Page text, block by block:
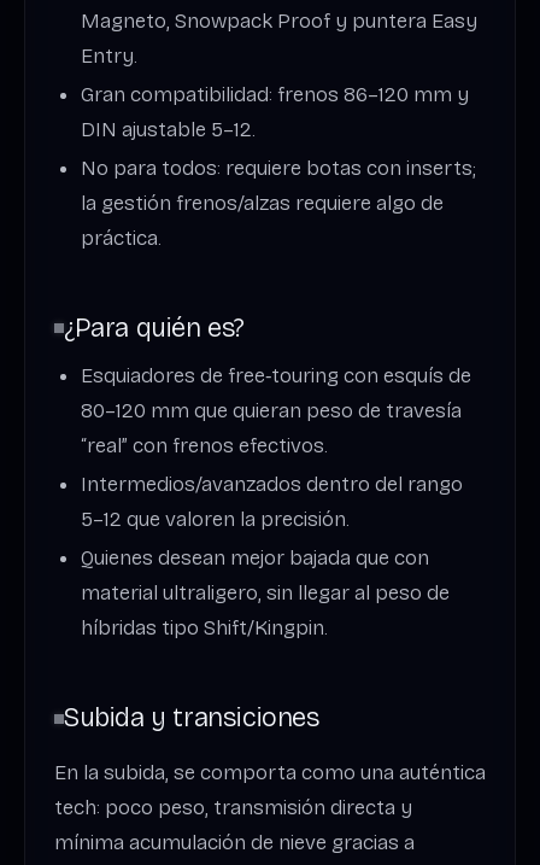
Magneto, Snowpack Proof y puntera Easy
Entry.
Gran compatibilidad: frenos 86–120 mm y
DIN ajustable 5–12.
No para todos: requiere botas con inserts;
la gestión frenos/alzas requiere algo de
práctica.
¿Para quién es?
Esquiadores de free‑touring con esquís de
80–120 mm que quieran peso de travesía
“real” con frenos efectivos.
Intermedios/avanzados dentro del rango
5–12 que valoren la precisión.
Quienes desean mejor bajada que con
material ultraligero, sin llegar al peso de
híbridas tipo Shift/Kingpin.
Subida y transiciones
En la subida, se comporta como una auténtica
tech: poco peso, transmisión directa y
mínima acumulación de nieve gracias a